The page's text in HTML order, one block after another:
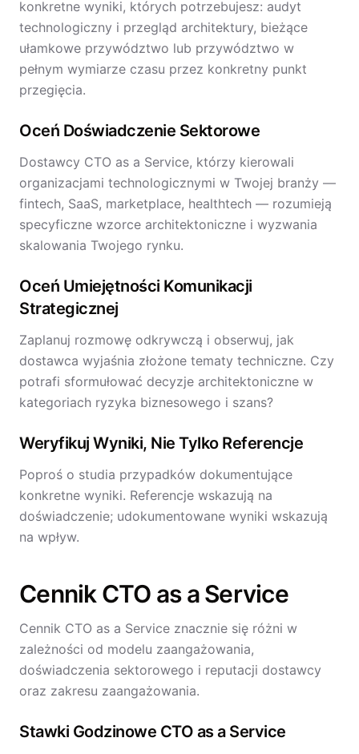
konkretne wyniki, których potrzebujesz: audyt
technologiczny i przegląd architektury, bieżące
ułamkowe przywództwo lub przywództwo w
pełnym wymiarze czasu przez konkretny punkt
przegięcia.
Oceń Doświadczenie Sektorowe
Dostawcy CTO as a Service, którzy kierowali
organizacjami technologicznymi w Twojej branży —
fintech, SaaS, marketplace, healthtech — rozumieją
specyficzne wzorce architektoniczne i wyzwania
skalowania Twojego rynku.
Oceń Umiejętności Komunikacji
Strategicznej
Zaplanuj rozmowę odkrywczą i obserwuj, jak
dostawca wyjaśnia złożone tematy techniczne. Czy
potrafi sformułować decyzje architektoniczne w
kategoriach ryzyka biznesowego i szans?
Weryfikuj Wyniki, Nie Tylko Referencje
Poproś o studia przypadków dokumentujące
konkretne wyniki. Referencje wskazują na
doświadczenie; udokumentowane wyniki wskazują
na wpływ.
Cennik CTO as a Service
Cennik CTO as a Service znacznie się różni w
zależności od modelu zaangażowania,
doświadczenia sektorowego i reputacji dostawcy
oraz zakresu zaangażowania.
Stawki Godzinowe CTO as a Service